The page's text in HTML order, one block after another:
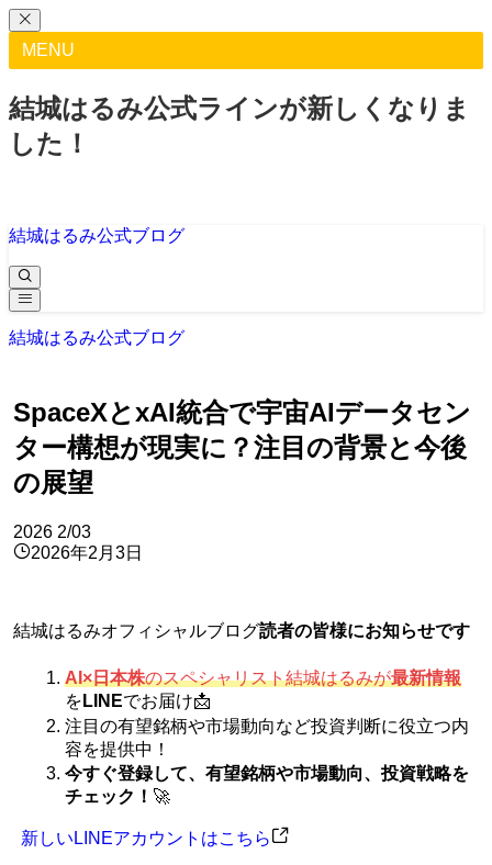
MENU
結城はるみ公式ラインが新しくなりま
した！
結城はるみ公式ブログ
結城はるみ公式ブログ
SpaceXとxAI統合で宇宙AIデータセン
ター構想が現実に？注目の背景と今後
の展望
2026 2/03
2026年2月3日
結城はるみオフィシャルブログ読者の皆様にお知らせです
AI×日本株のスペシャリスト結城はるみが最新情報
を LINEでお届け📩
注目の有望銘柄や市場動向など投資判断に役立つ内
容を提供中！
今すぐ登録して、有望銘柄や市場動向、投資戦略を
チェック！ 🚀
新しいLINEアカウントはこちら